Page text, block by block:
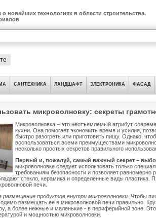
новейших технологиях в области строительства,
САНТЕХНИКА ЛАНДШАФТ ЭЛЕКТРОНИКА ФАСАД
микроволновку: секреты
Микроволновка – это неотъемлемый атрибут
кухни. Она помогает экономить время и усилия,
быстро разогреть или приготовить пищу. Однако,
воспользоваться всеми преимуществами
несколько простых секретов правильного
Первый и, пожалуй, самый важный секрет –
микроволновке следует использовать только
требованиям безопасности и позволяет равномерно
стекло, керамика и определенные виды пластика.
печи.
продуктов внутри микроволновки. Чтобы
размещать ее в микроволновой печи правильно.
а более нежные и маленькие - в периферийной зоне.
и мощностью микроволновки.